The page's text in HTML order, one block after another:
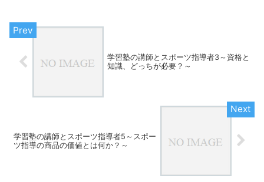
学習塾の講師とスポーツ指導者3～資格と
知識、どっちが必要？～
学習塾の講師とスポーツ指導者5～スポー
ツ指導の商品の価値とは何か？～